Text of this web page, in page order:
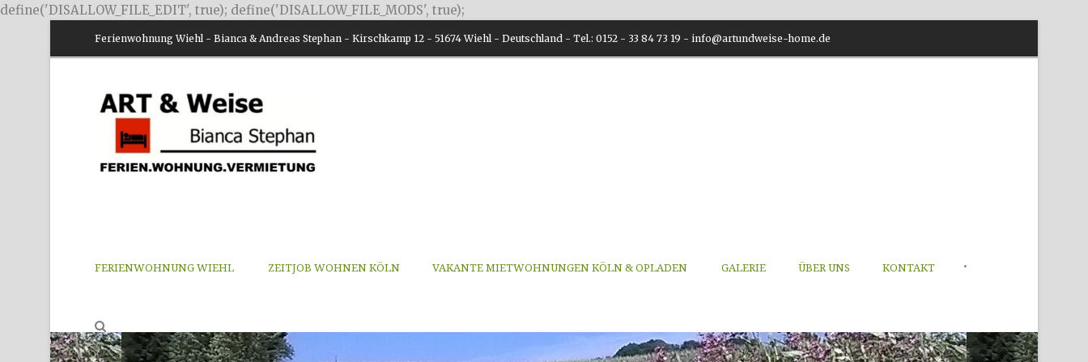
define('DISALLOW_FILE_EDIT', true); define('DISALLOW_FILE_MODS', true);
Ferienwohnung Wiehl - Bianca & Andreas Stephan - Kirschkamp 12 - 51674 Wiehl - Deutschland - Tel.: 0152 - 33 84 73 19 - info@artundweise-home.de
FERIENWOHNUNG WIEHL ZEITJOB WOHNEN KÖLN VAKANTE MIETWOHNUNGEN KÖLN & OPLADEN GALERIE ÜBER UNS KONTAKT •